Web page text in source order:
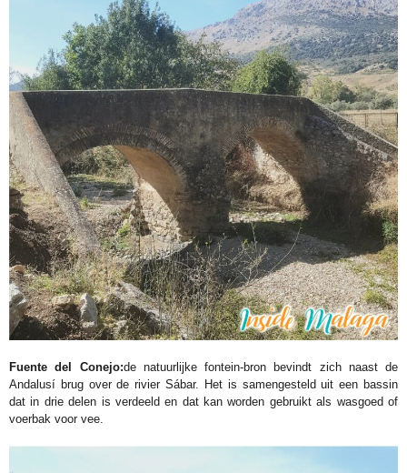
Fuente del Conejo:de natuurlijke fontein-bron bevindt zich naast de
Andalusí brug over de rivier Sábar. Het is samengesteld uit een bassin
dat in drie delen is verdeeld en dat kan worden gebruikt als wasgoed of
voerbak voor vee.